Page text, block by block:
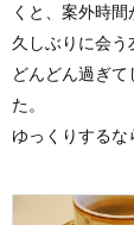
くと、案外時間
久しぶりに会
どんどん過ぎ
た。
ゆっくりするな